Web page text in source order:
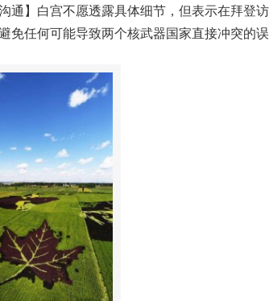
通】白宫不愿透露具体细节，但表示在拜登
免任何可能导致两个核武器国家直接冲突的